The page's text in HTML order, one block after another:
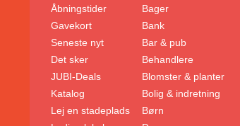
Åbningstider
Gavekort
Seneste nyt
Det sker
JUBI-Deals
Katalog
Lej en stadeplads
Bager
Bank
Bar & pub
Behandlere
Blomster & planter
Bolig & indretning
Børn